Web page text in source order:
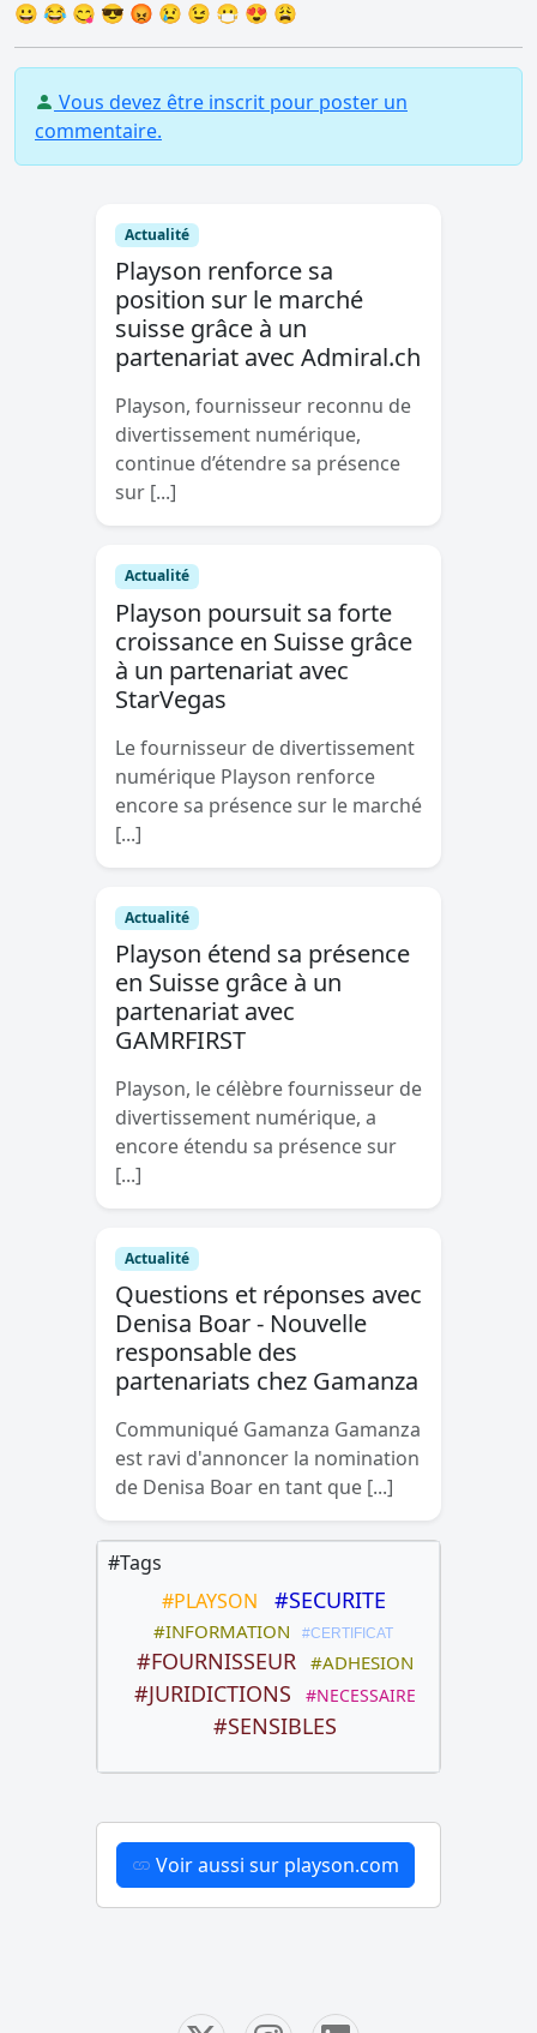
😀 😂 😋 😎 😡 😢 😉 😷 😍 😩
Vous devez être inscrit pour poster un
commentaire.
Actualité
Playson renforce sa
position sur le marché
suisse grâce à un
partenariat avec Admiral.ch
Playson, fournisseur reconnu de
divertissement numérique,
continue d’étendre sa présence
sur [...]
Actualité
Playson poursuit sa forte
croissance en Suisse grâce
à un partenariat avec
StarVegas
Le fournisseur de divertissement
numérique Playson renforce
encore sa présence sur le marché
[...]
Actualité
Playson étend sa présence
en Suisse grâce à un
partenariat avec
GAMRFIRST
Playson, le célèbre fournisseur de
divertissement numérique, a
encore étendu sa présence sur
[...]
Actualité
Questions et réponses avec
Denisa Boar - Nouvelle
responsable des
partenariats chez Gamanza
Communiqué Gamanza Gamanza
est ravi d'annoncer la nomination
de Denisa Boar en tant que [...]
#Tags
#PLAYSON
#SECURITE
#INFORMATION #CERTIFICAT
#FOURNISSEUR #ADHESION
#JURIDICTIONS #NECESSAIRE
#SENSIBLES
Voir aussi sur playson.com